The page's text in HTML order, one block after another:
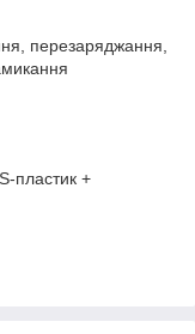
перезаряджання,
пластик +